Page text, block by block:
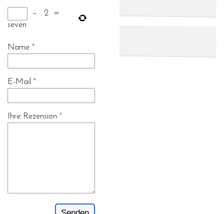
Ihre Rezension *
Name *
E-Mail *
− 2
=
seven